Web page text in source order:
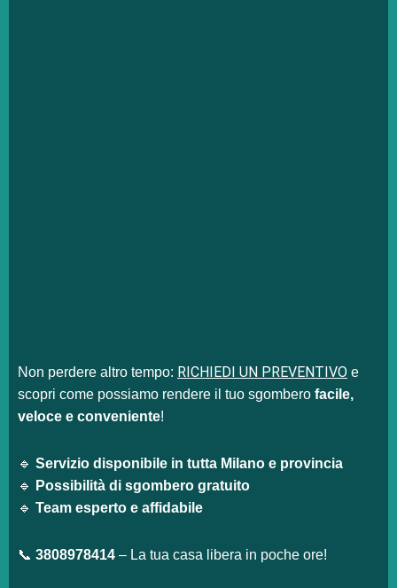
Non perdere altro tempo: RICHIEDI UN PREVENTIVO e
scopri come possiamo rendere il tuo sgombero facile,
veloce e conveniente!
🔹 Servizio disponibile in tutta Milano e provincia
🔹
Possibilità di sgombero gratuito
🔹 Team esperto e affidabile
📞 3808978414 – La tua casa libera in poche ore!